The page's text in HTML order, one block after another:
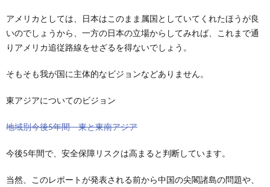
アメリカとしては、日本はこのまま属国としていてくれたほうが良
いのでしょうから、一方の日本の立場からしてみれば、これまで通
りアメリカ追従路線をせざるを得ないでしょう。
そもそも我が国に主体的なビジョンなどありません。
東アジアについてのビジョン
地域別今後5年間 東と東南アジア
今後5年間で、安全保障リスクは高まると判断しています。
当然、このレポートが発表される前から中国の尖閣諸島の問題や、